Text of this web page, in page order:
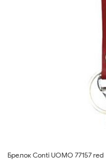
Брелок Conti UOMO 77157 red